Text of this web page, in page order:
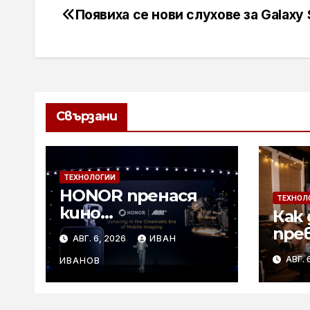
Навигация
Появиха се нови слухове за Galaxy
Свързани
ТЕХНОЛОГИИ
HONOR пренася
кино
технологиите на
ARRI в мобилното
творчество на
събитието
АВГ. 6, 2026 ИВАН
ИВАНОВ
Как
с
АВГ.